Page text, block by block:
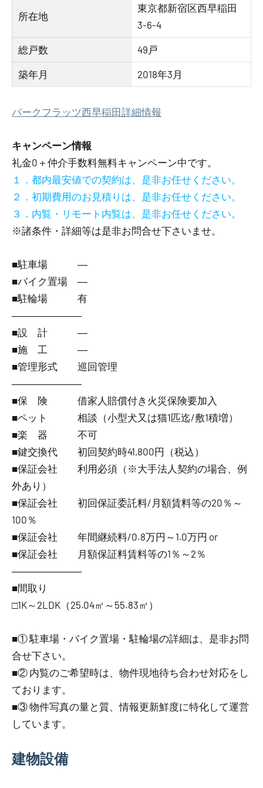
所在地
東京都新宿区西早稲田
3-6-4
総戸数 49戸
築年月 2018年3月
パークフラッツ西早稲田詳細情報
キャンペーン情報
礼金0 ＋ 仲介手数料無料キャンペーン中です。
１．都内最安値での契約は、是非お任せください。
２．初期費用のお見積りは、是非お任せください。
３．内覧・リモート内覧は、是非お任せください。
※諸条件・詳細等は是非お問合せ下さいませ。
■駐車場 ―
■バイク置場 ―
■駐輪場 有
―――――――
■設 計 ―
■施 工 ―
■管理形式 巡回管理
―――――――
■保 険 借家人賠償付き火災保険要加入
■ペット 相談（小型犬又は猫1匹迄/敷1積増）
■楽 器 不可
■鍵交換代 初回契約時41,800円（税込）
■保証会社 利用必須（※大手法人契約の場合、例
外あり）
■保証会社 初回保証委託料/月額賃料等の20％～
100％
■保証会社 年間継続料/0.8万円～1.0万円 or
■保証会社 月額保証料賃料等の1％～2％
―――――――
■間取り
□1K～2LDK（25.04㎡～55.83㎡）
■① 駐車場・バイク置場・駐輪場の詳細は、是非お問
合せ下さい。
■② 内覧のご希望時は、物件現地待ち合わせ対応をし
ております。
■③ 物件写真の量と質、情報更新鮮度に特化して運営
しています。
建物設備